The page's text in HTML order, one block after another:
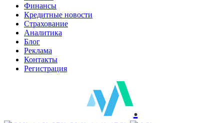
Финансы
Кредитные новости
Страхование
Аналитика
Блог
Реклама
Контакты
Регистрация
.